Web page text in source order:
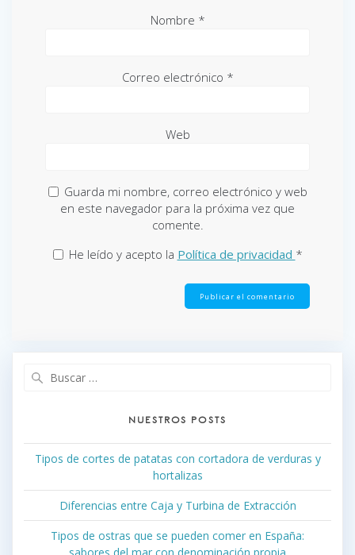
Nombre *
Correo electrónico *
Web
Guarda mi nombre, correo electrónico y web
en este navegador para la próxima vez que
comente.
He leído y acepto la Política de privacidad *
NUESTROS POSTS
Tipos de cortes de patatas con cortadora de verduras y
hortalizas
Diferencias entre Caja y Turbina de Extracción
Tipos de ostras que se pueden comer en España: